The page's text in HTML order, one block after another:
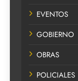
EVENTOS
GOBIERNO
OBRAS
POLICIALES